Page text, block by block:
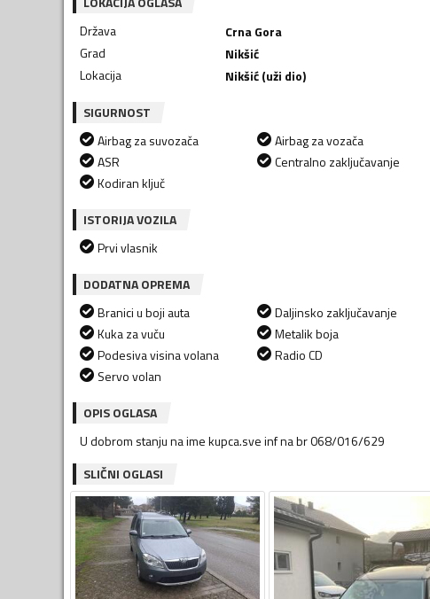
Država
Crna Gora
Grad
Nikšić
Lokacija
Nikšić (uži dio)
SIGURNOST
Airbag za suvozača
ASR
Kodiran ključ
Airbag za vozača
Centralno zaključavanje
ISTORIJA VOZILA
Prvi vlasnik
DODATNA OPREMA
Branici u boji auta
Kuka za vuču
Podesiva visina volana
Servo volan
Daljinsko zaključavanje
Metalik boja
Radio CD
OPIS OGLASA
U dobrom stanju na ime kupca.sve inf na br 068/016/629
SLIČNI OGLASI